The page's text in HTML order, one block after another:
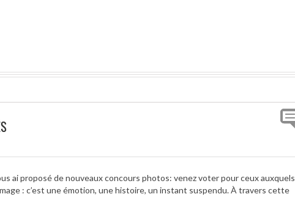
ai proposé de nouveaux concours photos: venez voter pour ceux auxquels
: c’est une émotion, une histoire, un instant suspendu. À travers cette